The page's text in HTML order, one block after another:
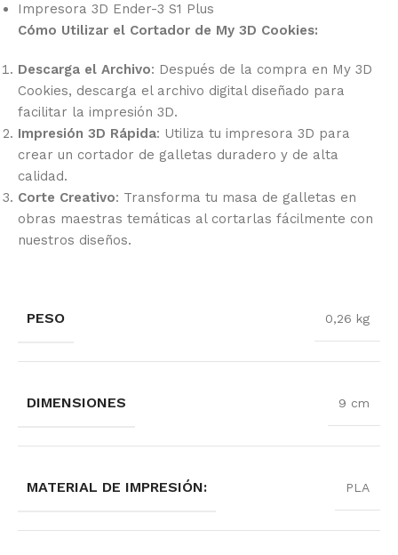
Impresora 3D Ender-3 S1 Plus
Cómo Utilizar el Cortador de My 3D Cookies:
Descarga el Archivo: Después de la compra en My 3D
Cookies, descarga el archivo digital diseñado para
facilitar la impresión 3D.
Impresión 3D Rápida: Utiliza tu impresora 3D para
crear un cortador de galletas duradero y de alta
calidad.
Corte Creativo: Transforma tu masa de galletas en
obras maestras temáticas al cortarlas fácilmente con
nuestros diseños.
PESO 0,26 kg
DIMENSIONES 9 cm
MATERIAL DE IMPRESIÓN: PLA